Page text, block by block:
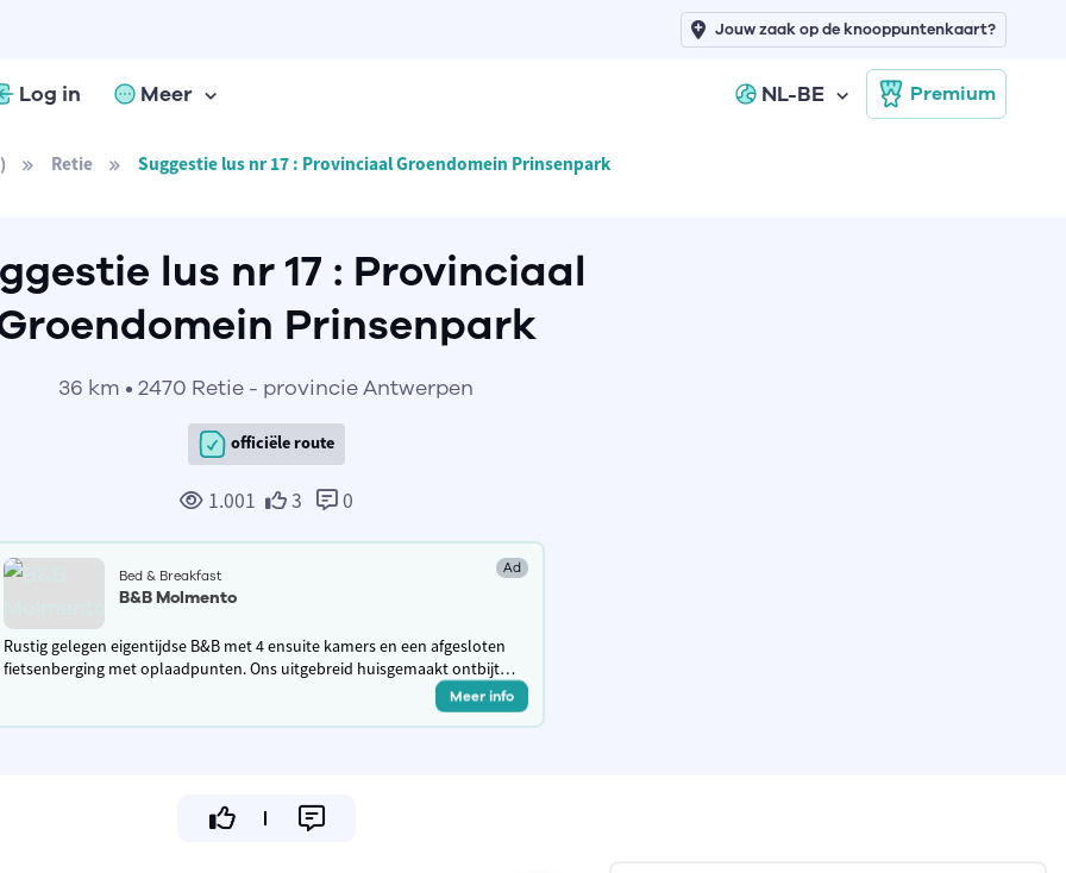
Log in Meer NL-BE Premium
Jouw zaak op de knooppuntenkaart?
Retie Suggestie lus nr 17 : Provinciaal Groendomein Prinsenpark
lus nr 17 : Provinciaal
Prinsenpark
36 km • 2470 Retie - provincie Antwerpen
officiële route
1.001 3 0
Bed & Breakfast Ad
B&B Molmento
Rustig gelegen eigentijdse B&B met 4 ensuite kamers en een afgesloten
fietsenberging met oplaadpunten. Ons uitgebreid huisgemaakt ontbijt
met streekproducten garandeert een powerstart van jouw dag.Meer info